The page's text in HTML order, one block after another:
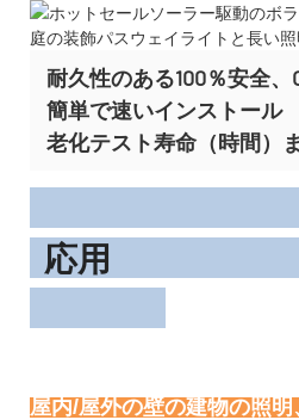
耐久性のある100％安全、
簡単で速いインストール
老化テスト寿命（時間）
応
屋内/屋外の壁の建物の照明